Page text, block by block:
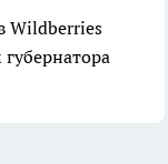
Wildberries